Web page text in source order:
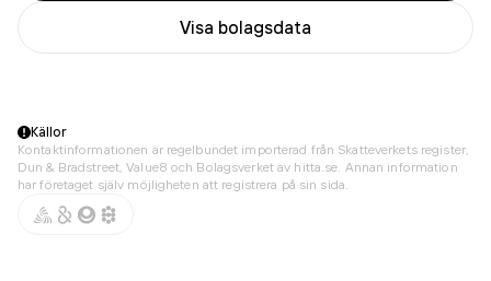
Visa bolagsdata
Källor
Kontaktinformationen är regelbundet importerad från Skatteverkets register,
Dun & Bradstreet, Value8 och Bolagsverket av hitta.se. Annan information
har företaget själv möjligheten att registrera på sin sida.